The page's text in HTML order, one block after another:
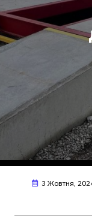
3 Жовтня,